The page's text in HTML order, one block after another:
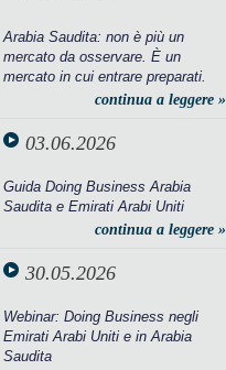
Arabia Saudita: non è più un
mercato da osservare. È un
mercato in cui entrare preparati.
continua a leggere »
03.06.2026
Guida Doing Business Arabia
Saudita e Emirati Arabi Uniti
continua a leggere »
30.05.2026
Webinar: Doing Business negli
Emirati Arabi Uniti e in Arabia
Saudita